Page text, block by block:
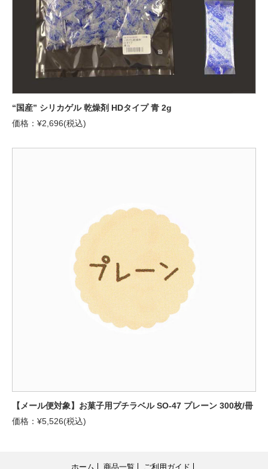
“国産” シリカゲル 乾燥剤 HDタイプ 青 2g
価格：¥2,696(税込)
【メール便対象】お菓子用プチラベル SO-47 プレーン 300枚/冊
価格：¥5,526(税込)
ホーム 商品一覧 ご利用ガイド